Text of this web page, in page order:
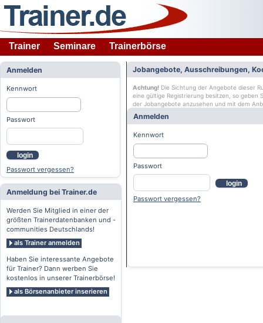
Trainer Seminare Trainerbörse
Anmelden
Kennwort
Passwort
login
Passwort vergessen?
Anmeldung bei Trainer.de
Werden Sie Mitglied in einer der
größten Trainerdatenbanken und -
communities Deutschlands!
als Trainer anmelden
Haben Sie interessante Angebote
für Trainer? Dann werben Sie
kostenlos in unserer Trainerbörse!
als Börsenanbieter inserieren
Jobangebote, Ausschreibungen,
Achtung! Die Sichtung der Angebote dieser
eine gültige Registrierung besitzen, so geben
der Jobangebote anzusehen und mit dem
Anmelden
Kennwort
Passwort
login
Passwort vergessen?